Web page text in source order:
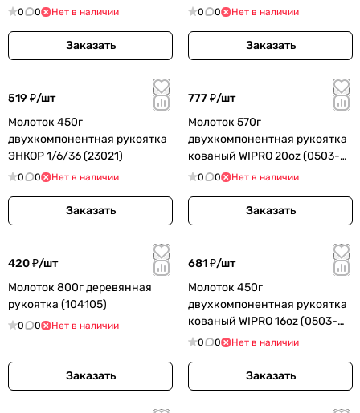
(A630/145)
0 0 Нет в наличии
Заказать
0 0 Нет в наличии
Заказать
519 ₽/шт
Молоток 450г
двухкомпонентная рукоятка
ЭНКОР 1/6/36 (23021)
0 0 Нет в наличии
Заказать
777 ₽/шт
Молоток 570г
двухкомпонентная рукоятка
кованый WIPRO 20oz (0503-
570)
0 0 Нет в наличии
Заказать
420 ₽/шт
Молоток 800г деревянная
рукоятка (104105)
0 0 Нет в наличии
Заказать
681 ₽/шт
Молоток 450г
двухкомпонентная рукоятка
кованый WIPRO 16oz (0503-
450)
0 0 Нет в наличии
Заказать